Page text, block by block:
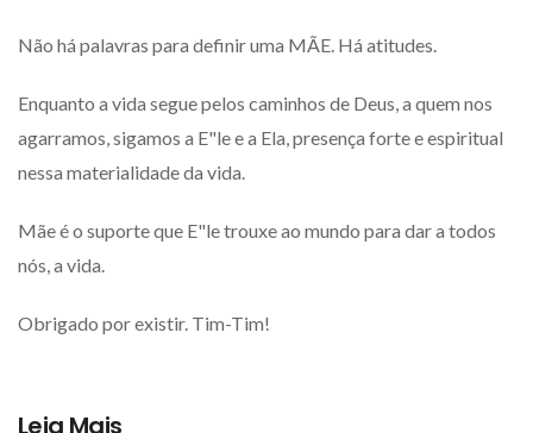
Não há palavras para definir uma MÃE. Há atitudes.
Enquanto a vida segue pelos caminhos de Deus, a quem nos
agarramos, sigamos a E"le e a Ela, presença forte e espiritual
nessa materialidade da vida.
Mãe é o suporte que E"le trouxe ao mundo para dar a todos
nós, a vida.
Obrigado por existir. Tim-Tim!
Leia Mais